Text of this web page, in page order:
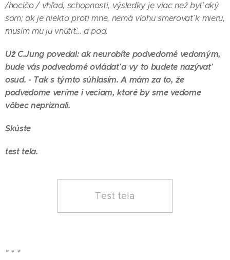
/hocičo / vhľad, schopnosti, výsledky je viac než byť aký
som; ak je niekto proti mne, nemá vlohu smerovať k mieru,
musím mu ju vnútiť... a pod.
Už C.Jung povedal: ak neurobíte podvedomé vedomým,
bude vás podvedomé ovládať a vy to budete nazývať
osud. - Tak s týmto súhlasím. A mám za to, že
podvedome veríme i veciam, ktoré by sme vedome
vôbec nepriznali.
Skúste
test tela.
Test tela
* * *